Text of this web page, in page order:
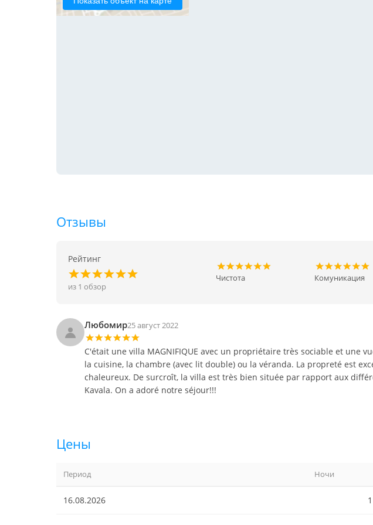
Отзывы
Рейтинг
из 1 обзор
Чистота Комуникация
Любомир25 август 2022
C'était une villa MAGNIFIQUE avec un propriétaire très sociable et une
la cuisine, la chambre (avec lit double) ou la véranda. La propreté est
chaleureux. De surcroît, la villa est très bien située par rapport aux
Kavala. On a adoré notre séjour!!!
Цены
Период Ночи
16.08.2026 1